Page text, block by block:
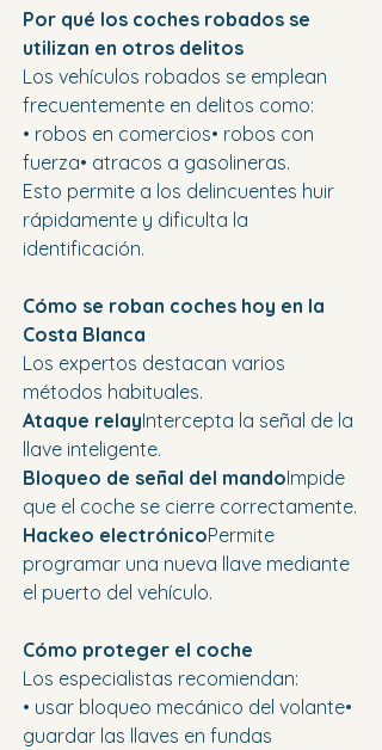
Por qué los coches robados se
utilizan en otros delitos
Los vehículos robados se emplean
frecuentemente en delitos como:
• robos en comercios• robos con
fuerza• atracos a gasolineras.
Esto permite a los delincuentes huir
rápidamente y dificulta la
identificación.
Cómo se roban coches hoy en la
Costa Blanca
Los expertos destacan varios
métodos habituales.
Ataque relayIntercepta la señal de la
llave inteligente.
Bloqueo de señal del mandoImpide
que el coche se cierre correctamente.
Hackeo electrónicoPermite
programar una nueva llave mediante
el puerto del vehículo.
Cómo proteger el coche
Los especialistas recomiendan:
• usar bloqueo mecánico del volante•
guardar las llaves en fundas